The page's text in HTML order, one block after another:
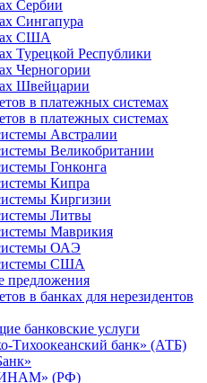
Сербии
Сингапура
США
Турецкой Республики
Черногории
Швейцарии
в платежных системах
в платежных системах
Австралии
Великобритании
Гонконга
Кипра
Киргизии
Литвы
Маврикия
ОАЭ
США
предложения
в банках для нерезидентов
банковские услуги
Тихоокеанский банк» (АТБ)
(РФ)